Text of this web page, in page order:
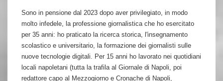
Sono in pensione dal 2023 dopo aver privilegiato, in modo
molto infedele, la professione giornalistica che ho esercitato
per 35 anni: ho praticato la ricerca storica, l'insegnamento
scolastico e universitario, la formazione dei giornalisti sulle
nuove tecnologie digitali. Per 15 anni ho lavorato nei quotidiani
locali napoletani (tutta la trafila al Giornale di Napoli, poi
redattore capo al Mezzogiorno e Cronache di Napoli,